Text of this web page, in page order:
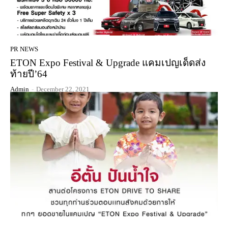
PR NEWS
ETON Expo Festival & Upgrade แคมเปญเด็ดส่ง
ท้ายปี’64
Admin - December 22, 2021